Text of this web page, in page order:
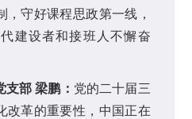
，守好课程思政第一线，
建设者和接班人不懈奋
部 梁鹏： 党的二十届三
改革的重要性，中国正在